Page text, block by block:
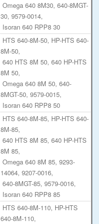
Omega 640 8M30, 640-8MGT-
30, 9579-0014,
Isoran 640 RPP8 30
HTS 640-8M-50, HP-HTS 640-
8M-50,
640 HTS 8M 50, 640 HP-HTS
8M 50,
Omega 640 8M 50, 640-
8MGT-50, 9579-0015,
Isoran 640 RPP8 50
HTS 640-8M-85, HP-HTS 640-
8M-85,
640 HTS 8M 85, 640 HP-HTS
8M 85,
Omega 640 8M 85, 9293-
14064, 9207-0016,
640-8MGT-85, 9579-0016,
Isoran 640 RPP8 85
HTS 640-8M-110, HP-HTS
640-8M-110,